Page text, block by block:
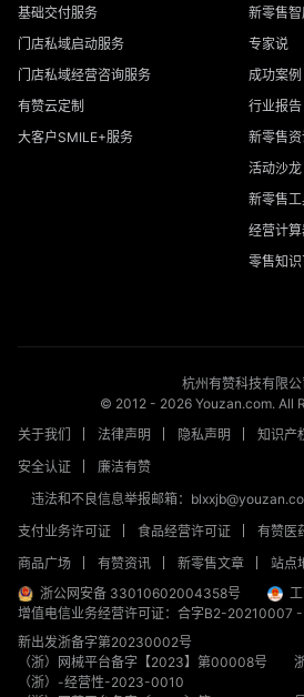
基础交付服务
门店私域启动服务
门店私域经营咨询服务
有赞云定制
大客户SMILE+服务
新零售
专家说
成功案例
行业报告
新零售
活动沙龙
新零售
经营计
零售知
杭州有赞科技有限公
© 2012 - 2026Youzan.com. All
关于我们
法律声明 隐私声明 知识产
安全认证
廉洁有赞
违法和不良信息举报邮箱：
支付业务许可证
食品经营许可证 有赞医
商品广场
有赞资讯 新零售文章 站点
浙公网安备 33010602004358号
增值电信业务经营许可证：合字B2-20210007 -
新出发浙备字第20230002号
（浙）网械平台备字【2023】第00008号
（浙）-经营性-2023-0010